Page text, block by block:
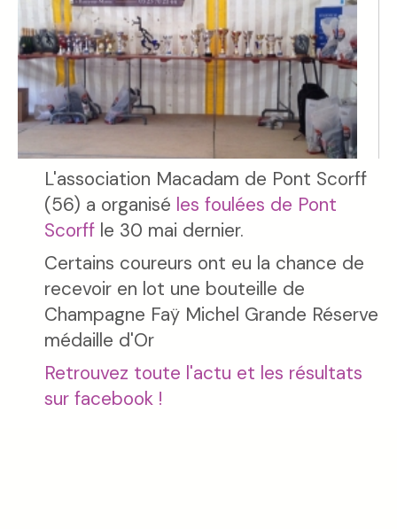
L'association Macadam de Pont Scorff
(56) a organisé les foulées de Pont
Scorff le 30 mai dernier.
Certains coureurs ont eu la chance de
recevoir en lot une bouteille de
Champagne Faÿ Michel Grande Réserve
médaille d'Or
Retrouvez toute l'actu et les résultats
sur facebook !